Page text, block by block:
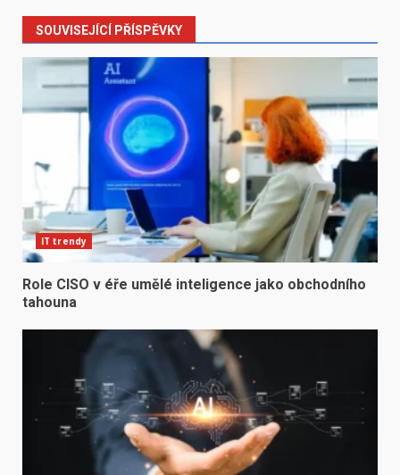
SOUVISEJÍCÍ PŘÍSPĚVKY
IT trendy
Role CISO v éře umělé inteligence jako obchodního
tahouna